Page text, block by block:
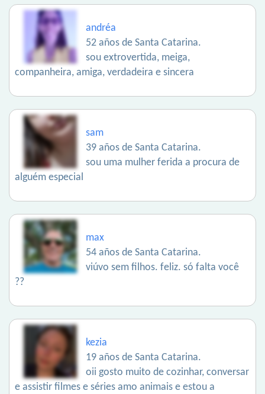
andréa
52 años de Santa Catarina.
sou extrovertida, meiga,
companheira, amiga, verdadeira e sincera
sam
39 años de Santa Catarina.
sou uma mulher ferida a procura de
alguém especial
max
54 años de Santa Catarina.
viúvo sem filhos. feliz. só falta você
??
kezia
19 años de Santa Catarina.
oii gosto muito de cozinhar, conversar
e assistir filmes e séries amo animais e estou a